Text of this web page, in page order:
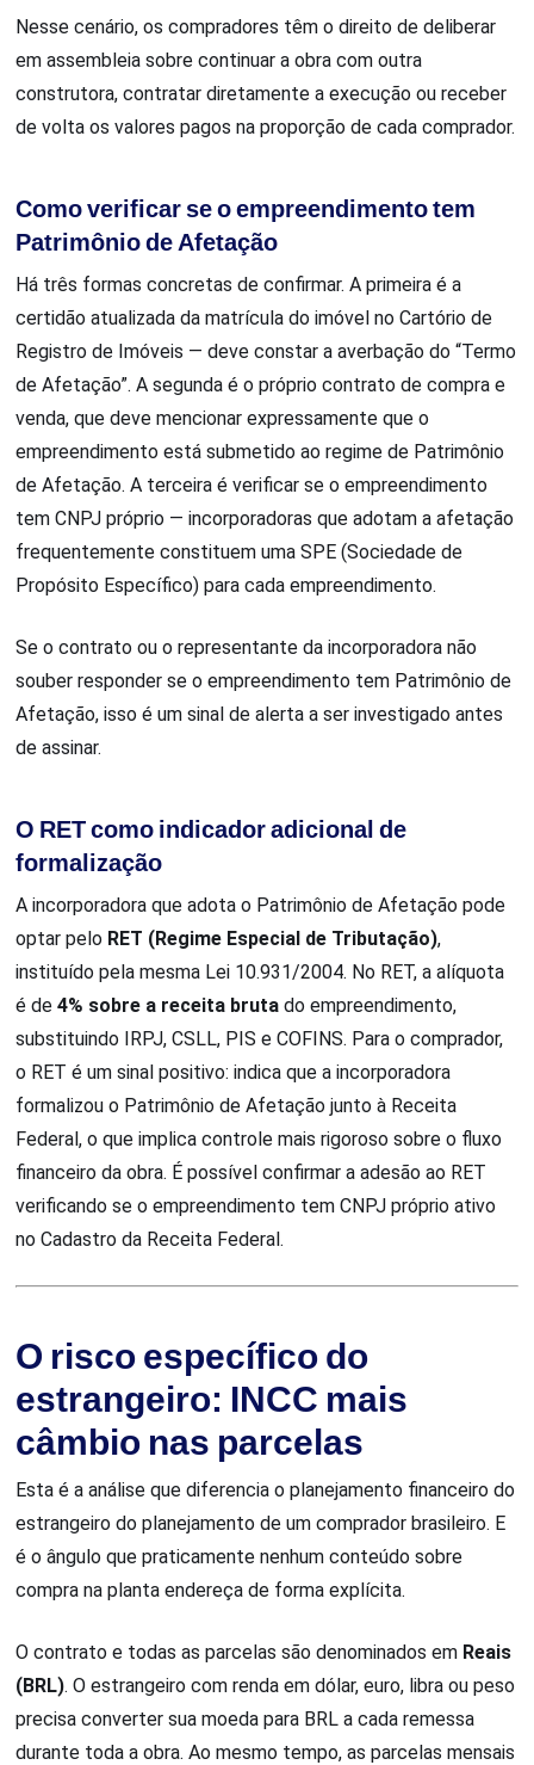
Nesse cenário, os compradores têm o direito de deliberar
em assembleia sobre continuar a obra com outra
construtora, contratar diretamente a execução ou receber
de volta os valores pagos na proporção de cada comprador.
Como verificar se o empreendimento tem
Patrimônio de Afetação
Há três formas concretas de confirmar. A primeira é a
certidão atualizada da matrícula do imóvel no Cartório de
Registro de Imóveis — deve constar a averbação do “Termo
de Afetação”. A segunda é o próprio contrato de compra e
venda, que deve mencionar expressamente que o
empreendimento está submetido ao regime de Patrimônio
de Afetação. A terceira é verificar se o empreendimento
tem CNPJ próprio — incorporadoras que adotam a afetação
frequentemente constituem uma SPE (Sociedade de
Propósito Específico) para cada empreendimento.
Se o contrato ou o representante da incorporadora não
souber responder se o empreendimento tem Patrimônio de
Afetação, isso é um sinal de alerta a ser investigado antes
de assinar.
O RET como indicador adicional de
formalização
A incorporadora que adota o Patrimônio de Afetação pode
optar pelo RET (Regime Especial de Tributação),
instituído pela mesma Lei 10.931/2004. No RET, a alíquota
é de4% sobre a receita bruta do empreendimento,
substituindo IRPJ, CSLL, PIS e COFINS. Para o comprador,
o RET é um sinal positivo: indica que a incorporadora
formalizou o Patrimônio de Afetação junto à Receita
Federal, o que implica controle mais rigoroso sobre o fluxo
financeiro da obra. É possível confirmar a adesão ao RET
verificando se o empreendimento tem CNPJ próprio ativo
no Cadastro da Receita Federal.
O risco específico do
estrangeiro: INCC mais
câmbio nas parcelas
Esta é a análise que diferencia o planejamento financeiro do
estrangeiro do planejamento de um comprador brasileiro. E
é o ângulo que praticamente nenhum conteúdo sobre
compra na planta endereça de forma explícita.
O contrato e todas as parcelas são denominados em Reais
(BRL). O estrangeiro com renda em dólar, euro, libra ou peso
precisa converter sua moeda para BRL a cada remessa
durante toda a obra. Ao mesmo tempo, as parcelas mensais